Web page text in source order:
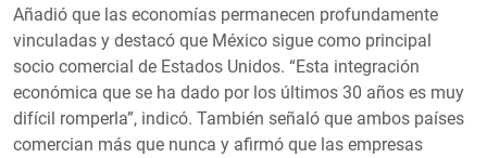
Añadió que las economías permanecen profundamente
vinculadas y destacó que México sigue como principal
socio comercial de Estados Unidos. “Esta integración
económica que se ha dado por los últimos 30 años es muy
difícil romperla”, indicó. También señaló que ambos países
comercian más que nunca y afirmó que las empresas